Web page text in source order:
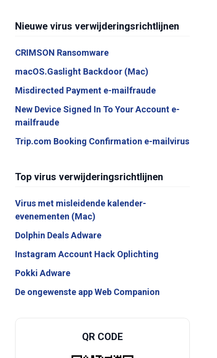
Nieuwe virus verwijderingsrichtlijnen
CRIMSON Ransomware
macOS.Gaslight Backdoor (Mac)
Misdirected Payment e-mailfraude
New Device Signed In To Your Account e-
mailfraude
Trip.com Booking Confirmation e-mailvirus
Top virus verwijderingsrichtlijnen
Virus met misleidende kalender-
evenementen (Mac)
Dolphin Deals Adware
Instagram Account Hack Oplichting
Pokki Adware
De ongewenste app Web Companion
QR CODE